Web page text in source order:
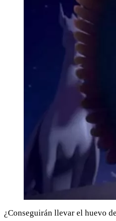
¿Conseguirán llevar el huevo